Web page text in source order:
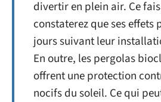
divertir en plein air. Ce
constaterez que ses effets
jours suivant leur
En outre, les pergolas
offrent une protection
nocifs du soleil. Ce qui